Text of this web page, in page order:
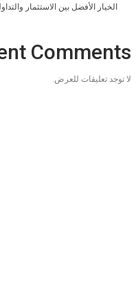
الخيار الأفضل بين الاستثمار
Comments
لا توجد تعليقات للعرض.